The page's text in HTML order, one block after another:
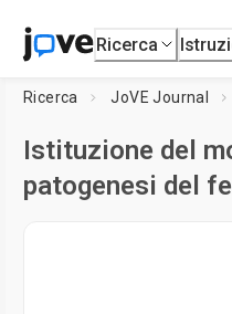
Ricerca
Ricerca JoVE Journal
Istituzione del
patogenesi del